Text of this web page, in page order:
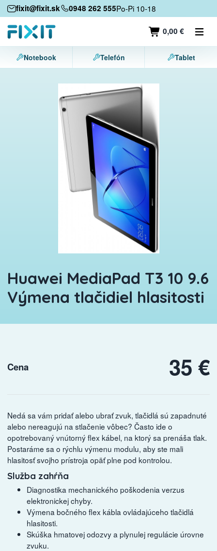
fixit@fixit.sk 0948 262 555Po-Pi 10-18
0,00 €
Mobilné zariadenia
Mobilné telefóny
Tablety
Herné konzoly
Príslušenstvo
Notebook Telefón Tablet
Huawei MediaPad T3 10 9.6
Výmena tlačidiel hlasitosti
Cena 35 €
Nedá sa vám pridať alebo ubrať zvuk, tlačidlá sú zapadnuté
alebo nereagujú na stlačenie vôbec? Často ide o
opotrebovaný vnútorný flex kábel, na ktorý sa prenáša tlak.
Postaráme sa o rýchlu výmenu modulu, aby ste mali
hlasitosť svojho prístroja opäť plne pod kontrolou.
Služba zahŕňa
Diagnostika mechanického poškodenia verzus
elektronickej chyby.
Výmena bočného flex kábla ovládajúceho tlačidlá
hlasitosti.
Skúška hmatovej odozvy a plynulej regulácie úrovne
zvuku.